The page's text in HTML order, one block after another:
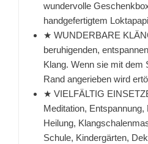
wundervolle
handgefertigtem
★ WUNDERBARE
beruhigenden,
Klang. Wenn sie mit dem
Rand angerieben wird
★ VIELFÄLTIG
Meditation,
Heilung,
Schule, Kindergärten,